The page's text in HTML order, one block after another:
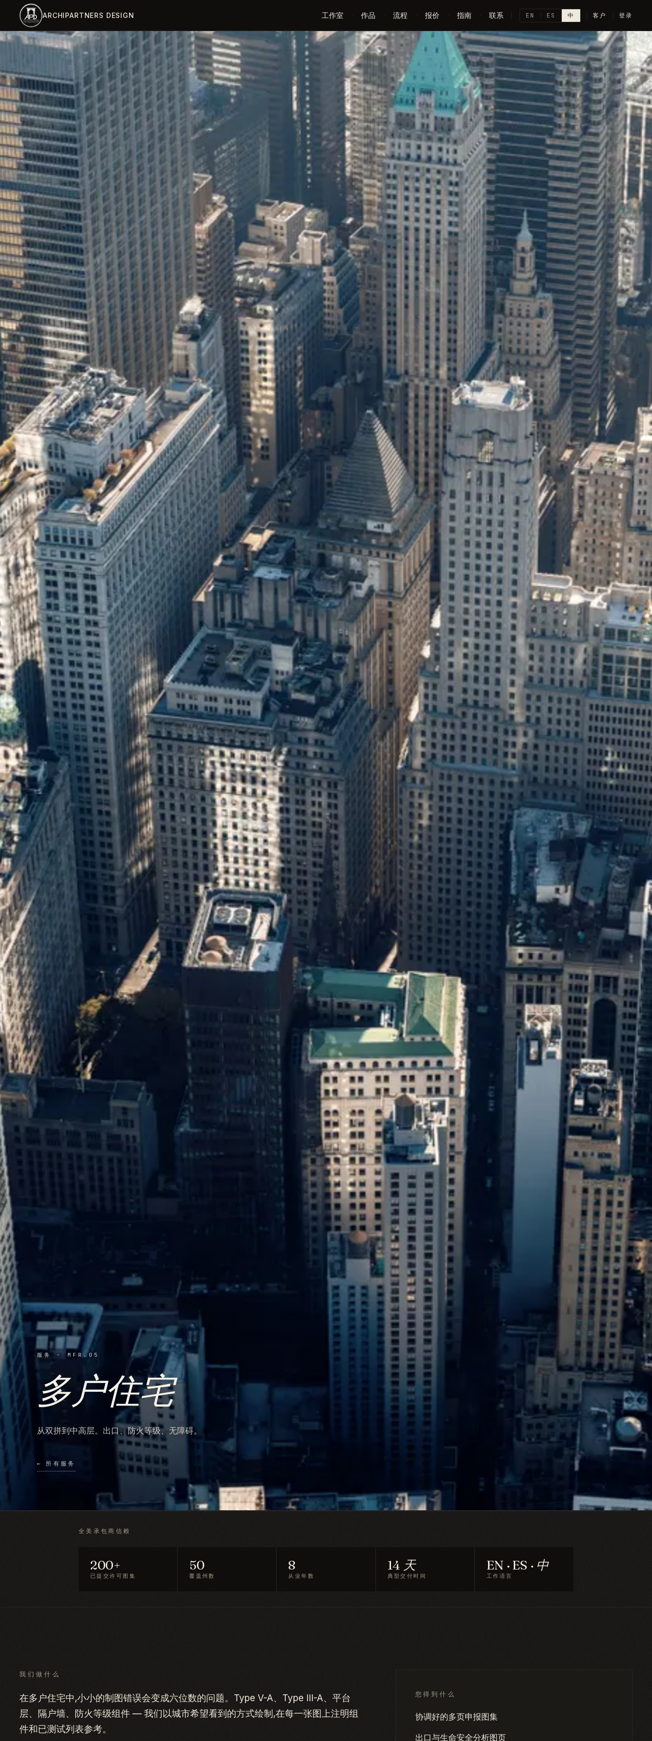
跳到主内容
ARCHIPARTNERS DESIGN 工作室 · 作品 · 流程 · 报价 · 指南 · 联系 EN ES 中 客户 登录
服务 · MFR.05
多户住宅
从双拼到中高层。出口、防火等级、无障碍。
← 所有服务
全美承包商信赖
200+
已提交许可图集
50
覆盖州数
8
从业年数
14 天
典型交付时间
EN · ES · 中
工作语言
我们做什么
在多户住宅中,小小的制图错误会变成六位数的问题。Type V-A、Type III-A、平台
层、隔户墙、防火等级组件 — 我们以城市希望看到的方式绘制,在每一张图上注明组
件和已测试列表参考。
您得到什么
协调好的多页申报图集
出口与生命安全分析图页